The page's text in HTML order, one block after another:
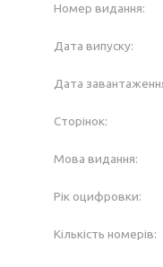
Номер видання:
Дата випуску:
Дата
Сторінок:
Мова видання:
Рік оцифровки:
Кількість номерів: